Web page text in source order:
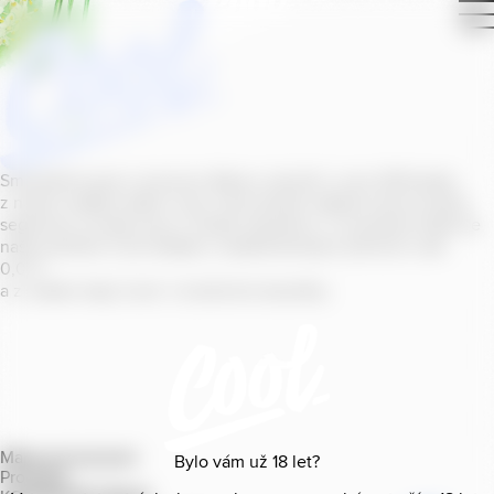
Bylo vám už 18 let?
Smícháním piva s ovocnou šťávou vytvořil v roce
z našich sládků
segmentu na bázi piva v České republice. V současné době se
naše portfolio Cool skládá z nealkoholických příchutí s alk.
0
a z nealko řady Cool+ s funkčními benefity.
Mapa provozoven
Produkty